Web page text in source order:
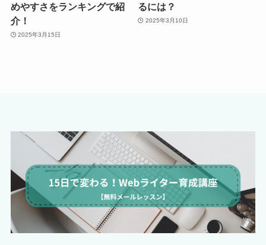
めやすさをランキングで紹
介！
2025年3月15日
るには？
2025年3月10日